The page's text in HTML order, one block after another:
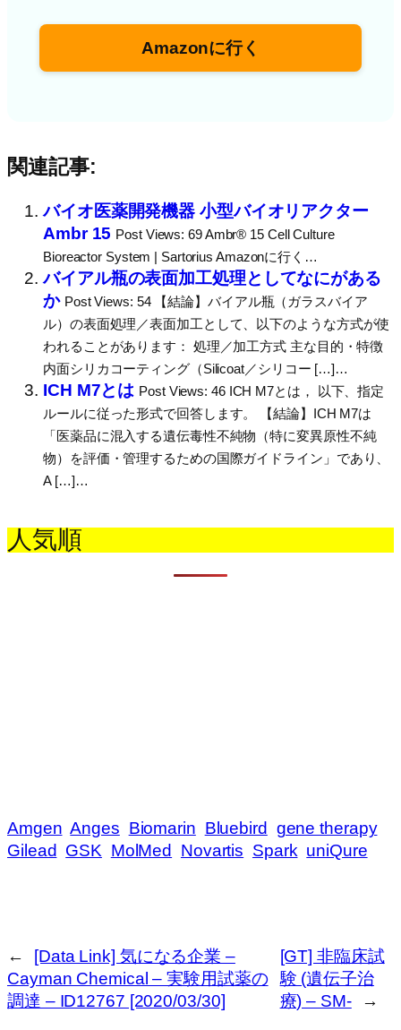
Amazonに行く
関連記事:
バイオ医薬開発機器 小型バイオリアクター
Ambr 15 Post Views: 69 Ambr® 15 Cell Culture
Bioreactor System | Sartorius Amazonに行く…
バイアル瓶の表面加工処理としてなにがある
か Post Views: 54 【結論】バイアル瓶（ガラスバイア
ル）の表面処理／表面加工として、以下のような方式が使
われることがあります： 処理／加工方式 主な目的・特徴
内面シリカコーティング（Silicoat／シリコー […]…
ICH M7とは Post Views: 46 ICH M7とは， 以下、指定
ルールに従った形式で回答します。 【結論】ICH M7は
「医薬品に混入する遺伝毒性不純物（特に変異原性不純
物）を評価・管理するための国際ガイドライン」であり、
A […]…
人気順
Amgen Anges Biomarin Bluebird
gene therapy
Gilead
GSK MolMed Novartis Spark uniQure
←
[Data Link] 気になる企業 –
Cayman Chemical – 実験用試薬の
調達 – ID12767 [2020/03/30]
[GT] 非臨床試
験 (遺伝子治
療) – SM-
→